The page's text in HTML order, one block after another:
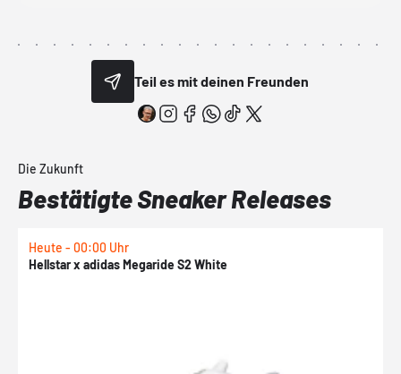
Teil es mit deinen Freunden
Die Zukunft
Bestätigte Sneaker Releases
Heute - 00:00 Uhr
Hellstar x adidas Megaride S2 White